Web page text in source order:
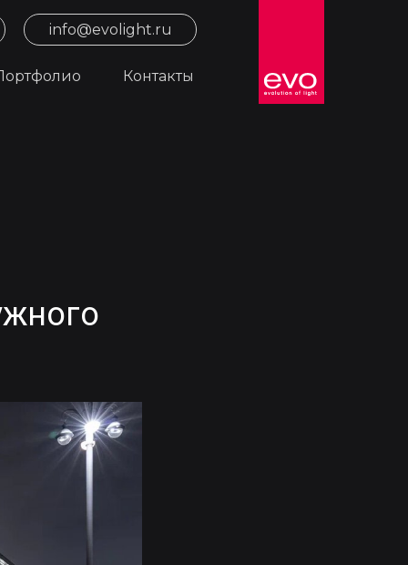
Контакты
info@evolight.ru